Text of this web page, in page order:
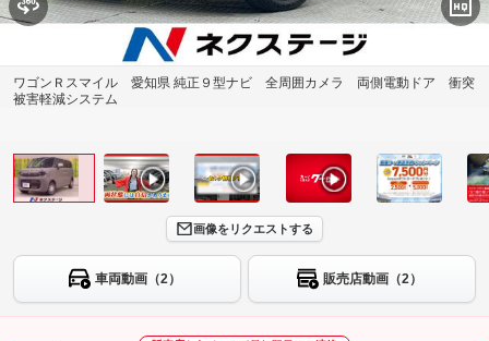
ワゴンＲスマイル 愛知県 純正９型ナビ 全周囲カメラ 両側電動ドア 衝突
被害軽減システム
画像をリクエストする
車両動画（2） 販売店動画（2）